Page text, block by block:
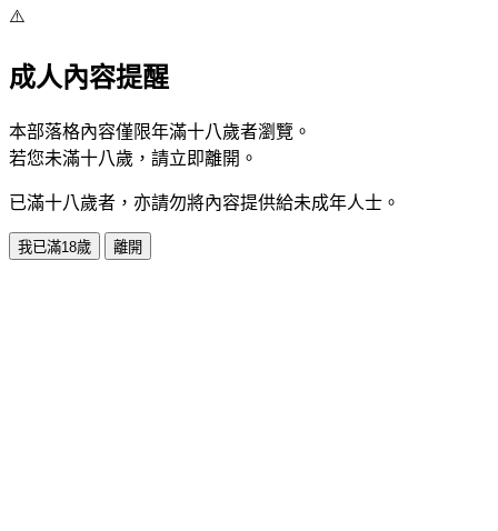
⚠️
成人內容提醒
本部落格內容僅限年滿十八歲者瀏覽。
若您未滿十八歲，請立即離開。
已滿十八歲者，亦請勿將內容提供給未成年人士。
我已滿18歲 離開